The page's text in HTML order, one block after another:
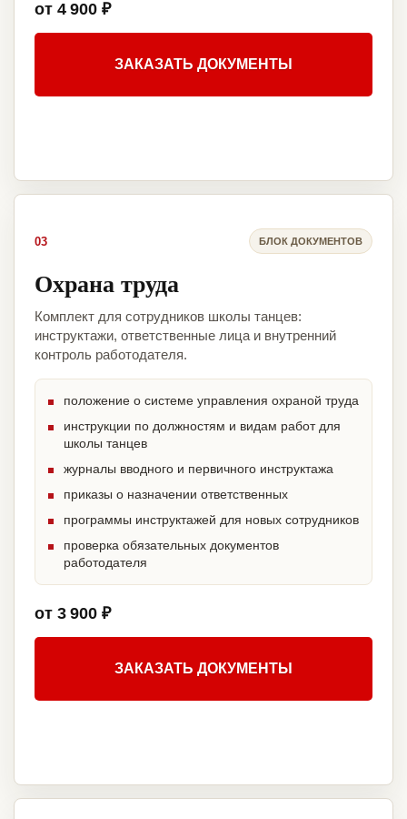
от 4 900 ₽
ЗАКАЗАТЬ ДОКУМЕНТЫ
03 БЛОК ДОКУМЕНТОВ
Охрана труда
Комплект для сотрудников школы танцев:
инструктажи, ответственные лица и внутренний
контроль работодателя.
положение о системе управления охраной труда
инструкции по должностям и видам работ для
школы танцев
журналы вводного и первичного инструктажа
приказы о назначении ответственных
программы инструктажей для новых сотрудников
проверка обязательных документов
работодателя
от 3 900 ₽
ЗАКАЗАТЬ ДОКУМЕНТЫ